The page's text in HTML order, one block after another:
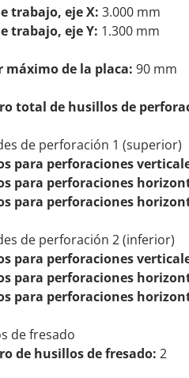
trabajo, eje X: 3.000 mm
trabajo, eje Y: 1.300 mm
máximo de la placa: 90 mm
total de husillos de
de perforación 1 (superior)
para perforaciones
para perforaciones
para perforaciones
de perforación 2 (inferior)
para perforaciones
para perforaciones
para perforaciones
de fresado
de husillos de fresado: 2